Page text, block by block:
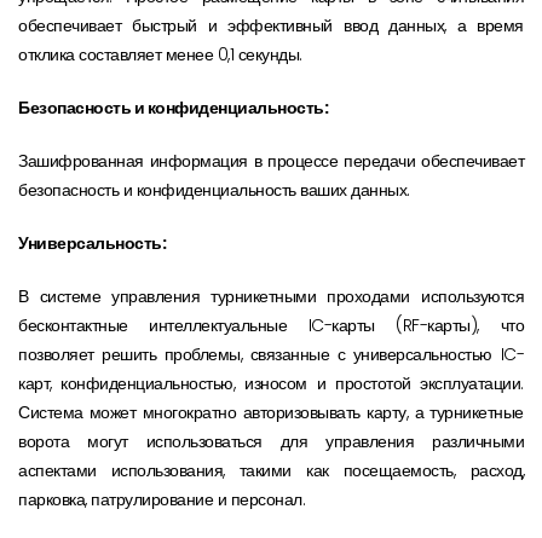
обеспечивает быстрый и эффективный ввод данных, а время
отклика составляет менее 0,1 секунды.
Безопасность и конфиденциальность:
Зашифрованная информация в процессе передачи обеспечивает
безопасность и конфиденциальность ваших данных.
Универсальность:
В системе управления турникетными проходами используются
бесконтактные интеллектуальные IC-карты (RF-карты), что
позволяет решить проблемы, связанные с универсальностью IC-
карт, конфиденциальностью, износом и простотой эксплуатации.
Система может многократно авторизовывать карту, а турникетные
ворота могут использоваться для управления различными
аспектами использования, такими как посещаемость, расход,
парковка, патрулирование и персонал.